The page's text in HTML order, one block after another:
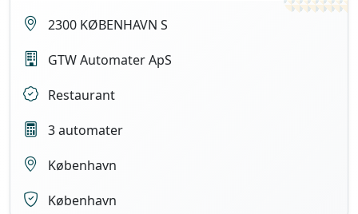
2300 KØBENHAVN S
GTW Automater ApS
Restaurant
3 automater
København
København